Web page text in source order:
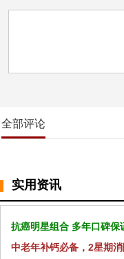
全部评论
实用资讯
抗癌明星组合 多年口碑
中老年补钙必备，2星期